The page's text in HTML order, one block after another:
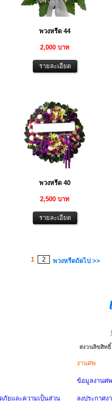
พวงหรีด 44
2,000 บาท
พวงหรีด 40
2,500 บาท
1 2 พวงหรีดถัดไป >>
สงวนลิขสิท
ภัยและความเป็นส่วน
งานศพ
ข้อมูลงานศพ
ลงประกาศง